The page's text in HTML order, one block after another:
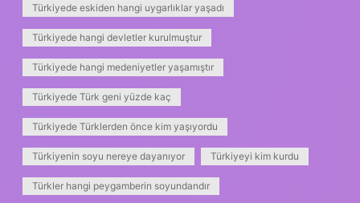
Türkiyede eskiden hangi uygarlıklar yaşadı
Türkiyede hangi devletler kurulmuştur
Türkiyede hangi medeniyetler yaşamıştır
Türkiyede Türk geni yüzde kaç
Türkiyede Türklerden önce kim yaşıyordu
Türkiyenin soyu nereye dayanıyor Türkiyeyi kim kurdu
Türkler hangi peygamberin soyundandır